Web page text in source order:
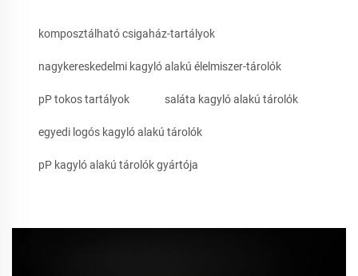
komposztálható csigaház-tartályok
nagykereskedelmi kagyló alakú élelmiszer-tárolók
pP tokos tartályok saláta kagyló alakú tárolók
egyedi logós kagyló alakú tárolók
pP kagyló alakú tárolók gyártója